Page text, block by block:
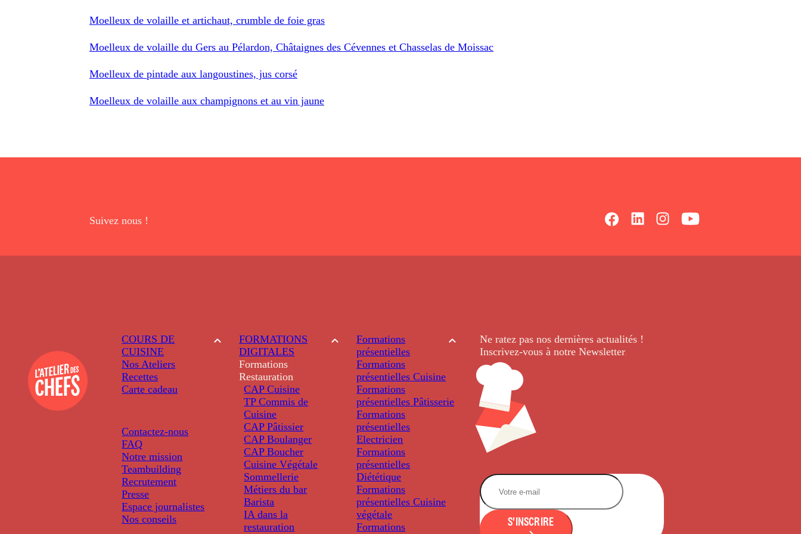
Moelleux de volaille et artichaut, crumble de foie gras
Moelleux de volaille du Gers au Pélardon, Châtaignes des Cévennes et Chasselas de Moissac
Moelleux de pintade aux langoustines, jus corsé
Moelleux de volaille aux champignons et au vin jaune
Suivez nous !
COURS DE
CUISINE
Nos Ateliers
Recettes
Carte cadeau
Contactez-nous
FAQ
Notre mission
Teambuilding
Recrutement
Presse
Espace journalistes
Nos conseils
FORMATIONS
DIGITALES
Formations
Restauration
CAP Cuisine
TP Commis de
Cuisine
CAP Pâtissier
CAP Boulanger
CAP Boucher
Cuisine Végétale
Sommellerie
Métiers du bar
Barista
IA dans la
restauration
Formations
présentielles
Formations
présentielles Cuisine
Formations
présentielles Pâtisserie
Formations
présentielles
Electricien
Formations
présentielles
Diététique
Formations
présentielles Cuisine
végétale
Formations
Ne ratez pas nos dernièresactualités !
Inscrivez-vous à notre Newsletter.
S'INSCRIRE